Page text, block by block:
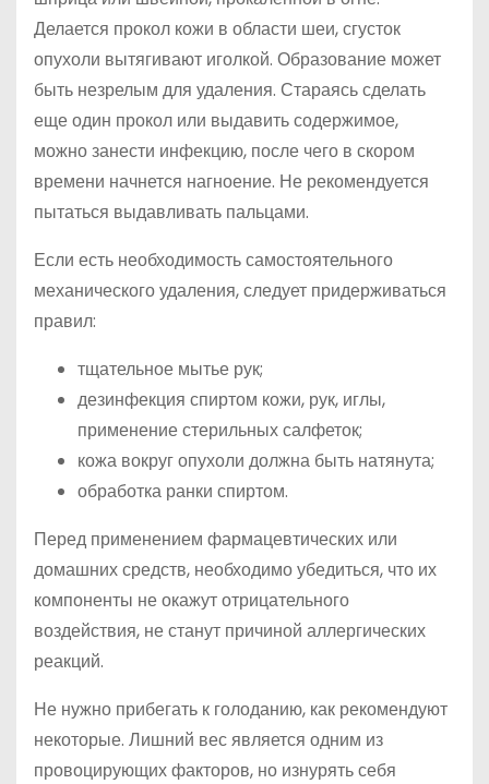
Делается прокол кожи в области шеи, сгусток
опухоли вытягивают иголкой. Образование может
быть незрелым для удаления. Стараясь сделать
еще один прокол или выдавить содержимое,
можно занести инфекцию, после чего в скором
времени начнется нагноение. Не рекомендуется
пытаться выдавливать пальцами.
Если есть необходимость самостоятельного
механического удаления, следует придерживаться
правил:
тщательное мытье рук;
дезинфекция спиртом кожи, рук, иглы,
применение стерильных салфеток;
кожа вокруг опухоли должна быть натянута;
обработка ранки спиртом.
Перед применением фармацевтических или
домашних средств, необходимо убедиться, что их
компоненты не окажут отрицательного
воздействия, не станут причиной аллергических
реакций.
Не нужно прибегать к голоданию, как рекомендуют
некоторые. Лишний вес является одним из
провоцирующих факторов, но изнурять себя